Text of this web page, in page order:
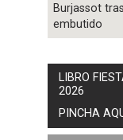
Burjassot
embutido
LIBRO
2026
PINCHA